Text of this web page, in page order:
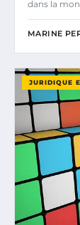
dans la
MARINE
JURIDIQUE